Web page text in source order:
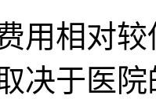
用相对
决于医